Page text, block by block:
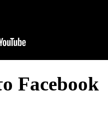
Facebook